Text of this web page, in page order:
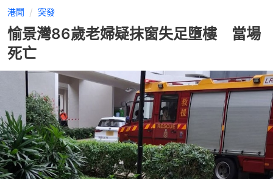
港聞 突發
愉景灣86歲老婦疑抹窗失足墮樓 當場
死亡